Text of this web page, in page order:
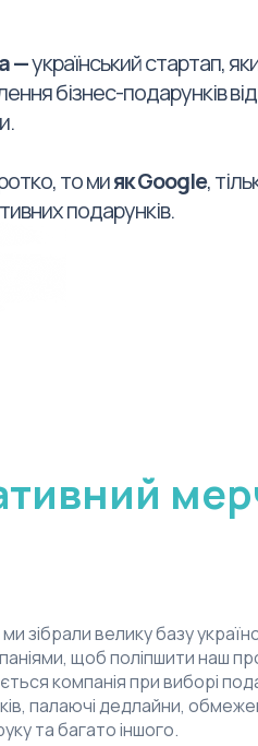
—український стартап,
бізнес-подарунків
то мияк Google,
подарунків.
зібрали велику базу
щоб поліпшити наш
компанія при виборі
палаючі дедлайни,
та багато іншого.